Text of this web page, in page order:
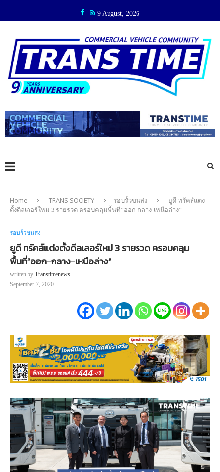
9 August, 2026
Home TRANS SOCIETY รอบรั้วขนส่ง
ยูดี ทรัคส์แต่ง
ตั้งดีลเลอร์ใหม่ 3 รายรวด ครอบคลุมพื้นที่”ออก-กลาง-เหนือล่าง”
รอบรั้วขนส่ง
ยูดี ทรัคส์แต่งตั้งดีลเลอร์ใหม่ 3 รายรวด ครอบคลุม
พื้นที่”ออก-กลาง-เหนือล่าง”
written by Transtimenews
September 7, 2020